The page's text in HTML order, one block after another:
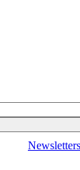
Newsletters